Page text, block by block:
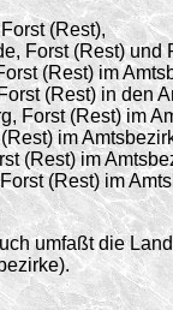
(Rest),
Forst (Rest)
(Rest) im
(Rest) in den
Forst (Rest) im
im
(Rest) im
(Rest) im
umfaßt die